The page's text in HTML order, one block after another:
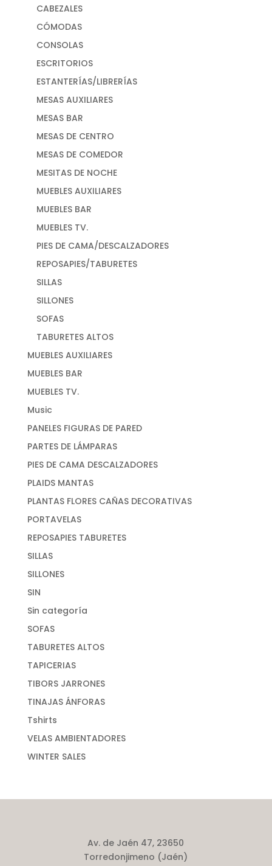
CABEZALES
CÓMODAS
CONSOLAS
ESCRITORIOS
ESTANTERÍAS/LIBRERÍAS
MESAS AUXILIARES
MESAS BAR
MESAS DE CENTRO
MESAS DE COMEDOR
MESITAS DE NOCHE
MUEBLES AUXILIARES
MUEBLES BAR
MUEBLES TV.
PIES DE CAMA/DESCALZADORES
REPOSAPIES/TABURETES
SILLAS
SILLONES
SOFAS
TABURETES ALTOS
MUEBLES AUXILIARES
MUEBLES BAR
MUEBLES TV.
Music
PANELES FIGURAS DE PARED
PARTES DE LÁMPARAS
PIES DE CAMA DESCALZADORES
PLAIDS MANTAS
PLANTAS FLORES CAÑAS DECORATIVAS
PORTAVELAS
REPOSAPIES TABURETES
SILLAS
SILLONES
SIN
Sin categoría
SOFAS
TABURETES ALTOS
TAPICERIAS
TIBORS JARRONES
TINAJAS ÁNFORAS
Tshirts
VELAS AMBIENTADORES
WINTER SALES
Av. de Jaén 47, 23650
Torredonjimeno (Jaén)